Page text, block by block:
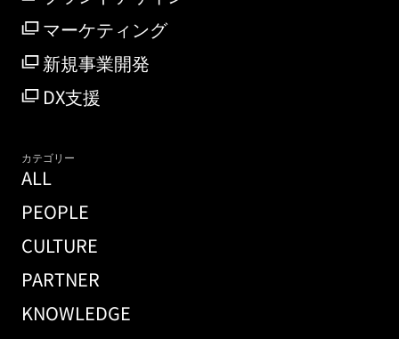
マーケティング
新規事業開発
DX支援
カテゴリー
ALL
PEOPLE
CULTURE
PARTNER
KNOWLEDGE